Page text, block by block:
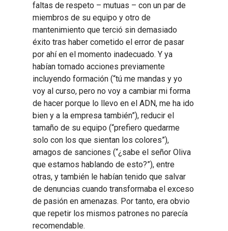
faltas de respeto – mutuas – con un par de
miembros de su equipo y otro de
mantenimiento que terció sin demasiado
éxito tras haber cometido el error de pasar
por ahí en el momento inadecuado. Y ya
habían tomado acciones previamente
incluyendo formación (“tú me mandas y yo
voy al curso, pero no voy a cambiar mi forma
de hacer porque lo llevo en el ADN, me ha ido
bien y a la empresa también”), reducir el
tamaño de su equipo (“prefiero quedarme
solo con los que sientan los colores”),
amagos de sanciones (“¿sabe el señor Oliva
que estamos hablando de esto?”), entre
otras, y también le habían tenido que salvar
de denuncias cuando transformaba el exceso
de pasión en amenazas. Por tanto, era obvio
que repetir los mismos patrones no parecía
recomendable.